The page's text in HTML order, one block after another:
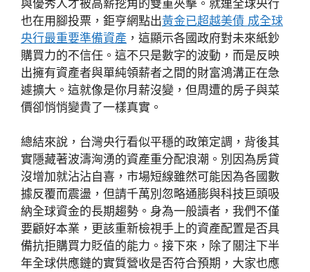
與優秀人才被高薪挖角的雙重夾擊。就連全球央行
也在用腳投票，鉅亨網點出黃金已超越美債 成全球
央行最重要準備資產 ，這顯示各國政府對未來紙鈔
購買力的不信任。這不只是數字的波動，而是反映
出擁有資產者與單純領薪者之間的財富鴻溝正在急
遽擴大。這就像是你月薪沒變，但周遭的房子與菜
價卻悄悄變貴了一樣真實。
總結來說，台灣央行看似平穩的政策定調，背後其
實隱藏著波濤洶湧的資產重分配浪潮。別因為房貸
沒增加就沾沾自喜，市場短線雖然可能因為各國數
據反覆而震盪，但請千萬別忽略通膨與科技巨頭吸
納全球資金的長期趨勢。身為一般讀者，我們不僅
要顧好本業，更該重新檢視手上的資產配置是否具
備抗拒購買力貶值的能力。接下來，除了關注下半
年全球供應鏈的實質營收是否符合預期，大家也應